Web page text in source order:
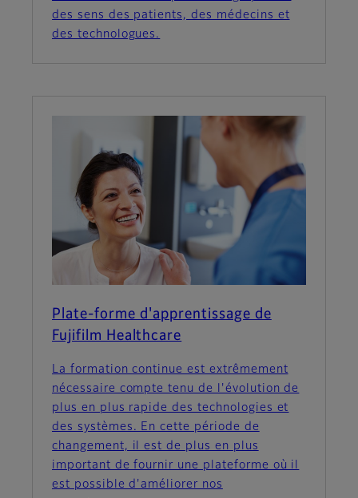
des sens des patients, des médecins et
des technologues.
Plate-forme d'apprentissage de
Fujifilm Healthcare
La formation continue est extrêmement
nécessaire compte tenu de l'évolution de
plus en plus rapide des technologies et
des systèmes. En cette période de
changement, il est de plus en plus
important de fournir une plateforme où il
est possible d'améliorer nos